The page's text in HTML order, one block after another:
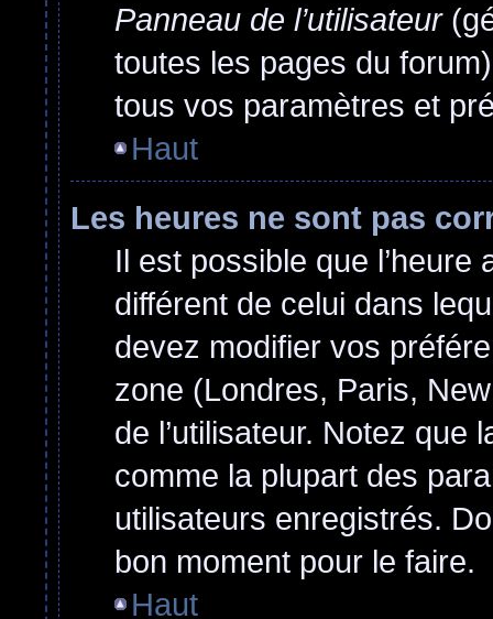
Panneau de l’utilisateur
toutes les pages du
tous vos paramètres et
Haut
Les heures ne sont pas
Il est possible que
différent de celui dans
devez modifier vos
zone (Londres, Paris,
de l’utilisateur. Notez que
comme la plupart des
utilisateurs enregistrés.
bon moment pour le faire.
Haut